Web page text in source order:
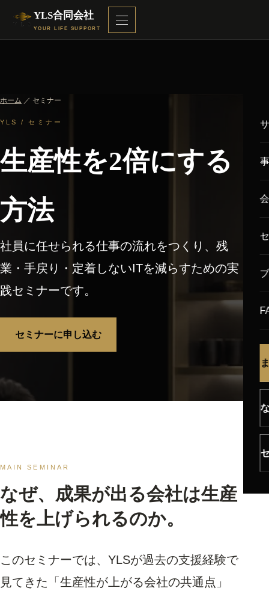
YLS合同会社
YOUR LIFE SUPPORT
ホーム ／ セミナー
YLS / セミナー
生産性を2倍にする
方法
社員に任せられる仕事の流れをつくり、残
業・手戻り・定着しないITを減らすための実
践セミナーです。
セミナーに申し込む
MAIN SEMINAR
なぜ、成果が出る会社は生産
性を上げられるのか。
このセミナーでは、YLSが過去の支援経験で
見てきた「生産性が上がる会社の共通点」